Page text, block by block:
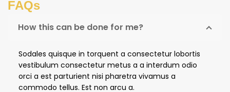
FAQs
How this can be done for me?
Sodales quisque in torquent a consectetur lobortis
vestibulum consectetur metus a a interdum odio
orci a est parturient nisi pharetra vivamus a
commodo tellus. Est non arcu a.